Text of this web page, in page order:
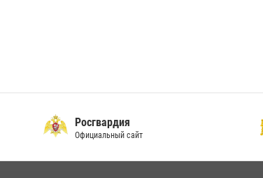
Росгвардия
Официальный сайт